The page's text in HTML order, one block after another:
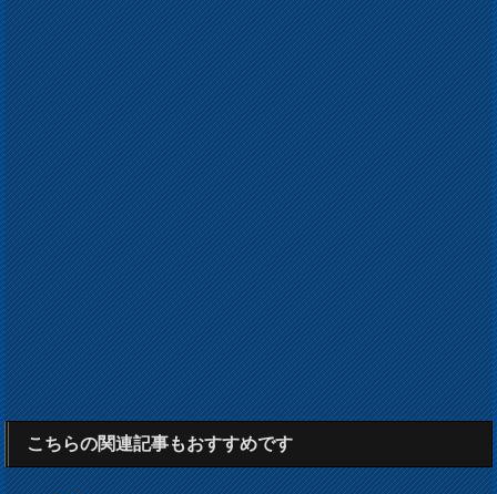
こちらの関連記事もおすすめです